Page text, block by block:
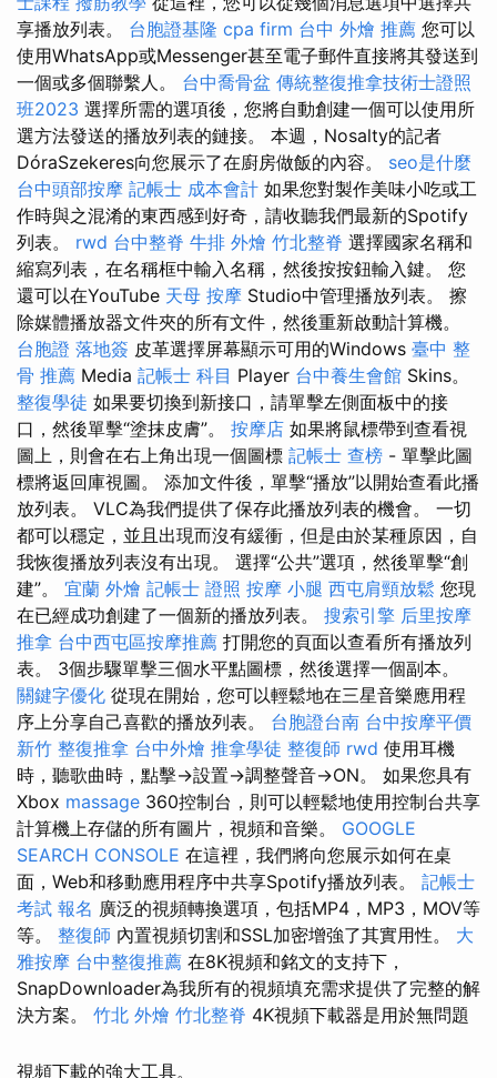
享播放列表。 台胞證基隆 cpa firm 台中 外燴 推薦 您可以
使用WhatsApp或Messenger甚至電子郵件直接將其發送到
一個或多個聯繫人。 台中喬骨盆 傳統整復推拿技術士證照
班2023 選擇所需的選項後，您將自動創建一個可以使用所
選方法發送的播放列表的鏈接。 本週，Nosalty的記者
DóraSzekeres向您展示了在廚房做飯的內容。 seo是什麼
台中頭部按摩 記帳士 成本會計 如果您對製作美味小吃或工
作時與之混淆的東西感到好奇，請收聽我們最新的Spotify
列表。 rwd 台中整脊 牛排 外燴 竹北整脊 選擇國家名稱和
縮寫列表，在名稱框中輸入名稱，然後按按鈕輸入鍵。 您
還可以在YouTube 天母 按摩 Studio中管理播放列表。 擦
除媒體播放器文件夾的所有文件，然後重新啟動計算機。
台胞證 落地簽 皮革選擇屏幕顯示可用的Windows 臺中 整
骨 推薦 Media 記帳士 科目 Player 台中養生會館 Skins。
整復學徒 如果要切換到新接口，請單擊左側面板中的接
口，然後單擊“塗抹皮膚”。 按摩店 如果將鼠標帶到查看視
圖上，則會在右上角出現一個圖標 記帳士 查榜 - 單擊此圖
標將返回庫視圖。 添加文件後，單擊“播放”以開始查看此播
放列表。 VLC為我們提供了保存此播放列表的機會。 一切
都可以穩定，並且出現而沒有緩衝，但是由於某種原因，自
我恢復播放列表沒有出現。 選擇“公共”選項，然後單擊“創
建”。 宜蘭 外燴 記帳士 證照 按摩 小腿 西屯肩頸放鬆 您現
在已經成功創建了一個新的播放列表。 搜索引擎 后里按摩
推拿 台中西屯區按摩推薦 打開您的頁面以查看所有播放列
表。 3個步驟單擊三個水平點圖標，然後選擇一個副本。
關鍵字優化 從現在開始，您可以輕鬆地在三星音樂應用程
序上分享自己喜歡的播放列表。 台胞證台南 台中按摩平價
新竹 整復推拿 台中外燴 推拿學徒 整復師 rwd 使用耳機
時，聽歌曲時，點擊→設置→調整聲音→ON。 如果您具有
Xbox massage 360控制台，則可以輕鬆地使用控制台共享
計算機上存儲的所有圖片，視頻和音樂。 GOOGLE
SEARCH CONSOLE 在這裡，我們將向您展示如何在桌
面，Web和移動應用程序中共享Spotify播放列表。 記帳士
考試 報名 廣泛的視頻轉換選項，包括MP4，MP3，MOV等
等。 整復師 內置視頻切割和SSL加密增強了其實用性。 大
雅按摩 台中整復推薦 在8K視頻和銘文的支持下，
SnapDownloader為我所有的視頻填充需求提供了完整的解
決方案。 竹北 外燴 竹北整脊 4K視頻下載器是用於無問題
視頻下載的強大工具。